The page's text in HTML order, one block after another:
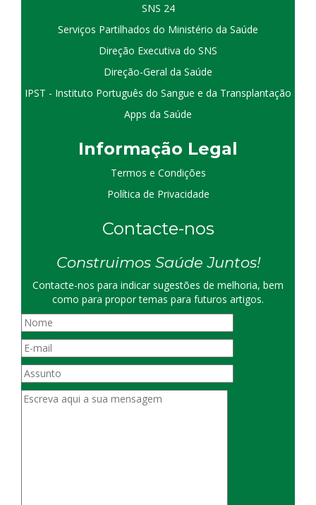
SNS 24
Serviços Partilhados do Ministério da Saúde
Direção Executiva do SNS
Direção-Geral da Saúde
IPST - Instituto Português do Sangue e da Transplantação
Apps da Saúde
Informação Legal
Termos e Condições
Política de Privacidade
Contacte-nos
Construimos Saúde Juntos!
Contacte-nos para indicar sugestões de melhoria, bem
como para propor temas para futuros artigos.